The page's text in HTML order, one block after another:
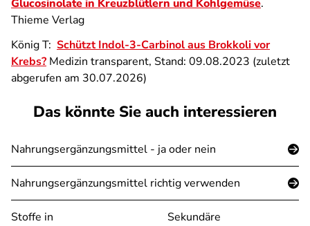
Glucosinolate in Kreuzblütlern und Kohlgemüse.
Thieme Verlag
König T: Schützt Indol-3-Carbinol aus Brokkoli vor
Krebs? Medizin transparent, Stand: 09.08.2023 (zuletzt
abgerufen am 30.07.2026)
Das könnte Sie auch interessieren
Nahrungsergänzungsmittel - ja oder nein
Nahrungsergänzungsmittel richtig verwenden
Stoffe in Sekundäre